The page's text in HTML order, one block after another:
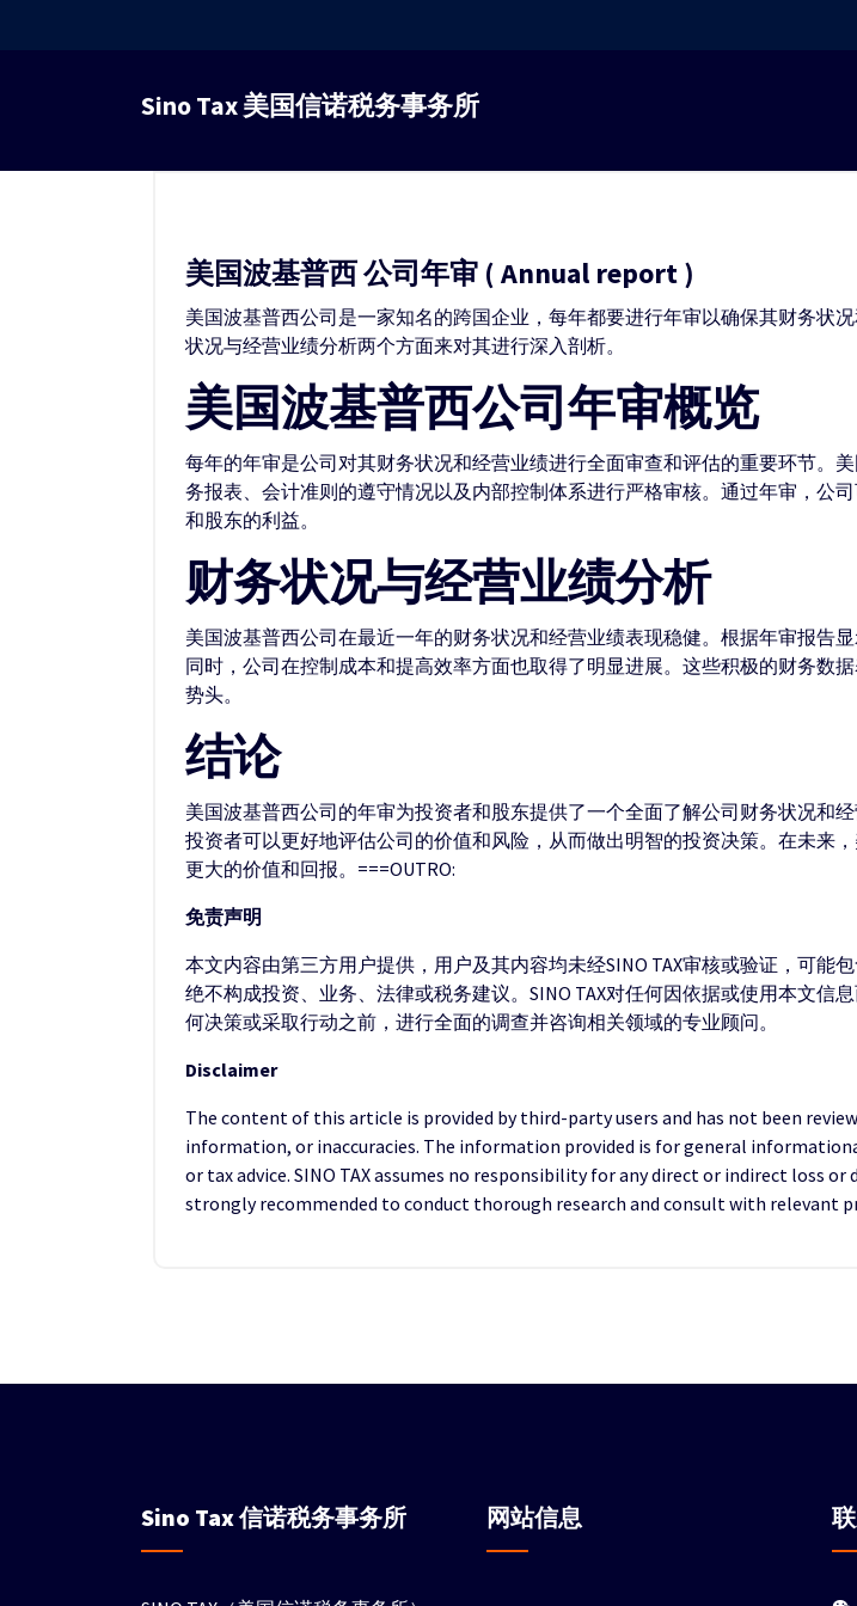
容
Sino Tax 美国信诺税务事务所
美国波基普西 公司年审 ( Annual report )
美国波基普西公司是一家知名的跨国企业，每年都要进行年审以确保其财务状
状况与经营业绩分析两个方面来对其进行深入剖析。
美国波基普西公司年审概览
每年的年审是公司对其财务状况和经营业绩进行全面审查和评估的重要环节。
务报表、会计准则的遵守情况以及内部控制体系进行严格审核。通过年审，公
和股东的利益。
财务状况与经营业绩分析
美国波基普西公司在最近一年的财务状况和经营业绩表现稳健。根据年审报告
同时，公司在控制成本和提高效率方面也取得了明显进展。这些积极的财务数
势头。
结论
美国波基普西公司的年审为投资者和股东提供了一个全面了解公司财务状况和
投资者可以更好地评估公司的价值和风险，从而做出明智的投资决策。在未来
更大的价值和回报。===OUTRO:
免责声明
本文内容由第三方用户提供，用户及其内容均未经SINO TAX审核或验证，可能
绝不构成投资、业务、法律或税务建议。SINO TAX对任何因依据或使用本文
何决策或采取行动之前，进行全面的调查并咨询相关领域的专业顾问。
Disclaimer
The content of this article is provided by third-party users and has not been
information, or inaccuracies. The information provided is for general
or tax advice. SINO TAX assumes no responsibility for any direct or indirect loss
strongly recommended to conduct thorough research and consult with relevant
Sino Tax信诺税务事务所 网站信息